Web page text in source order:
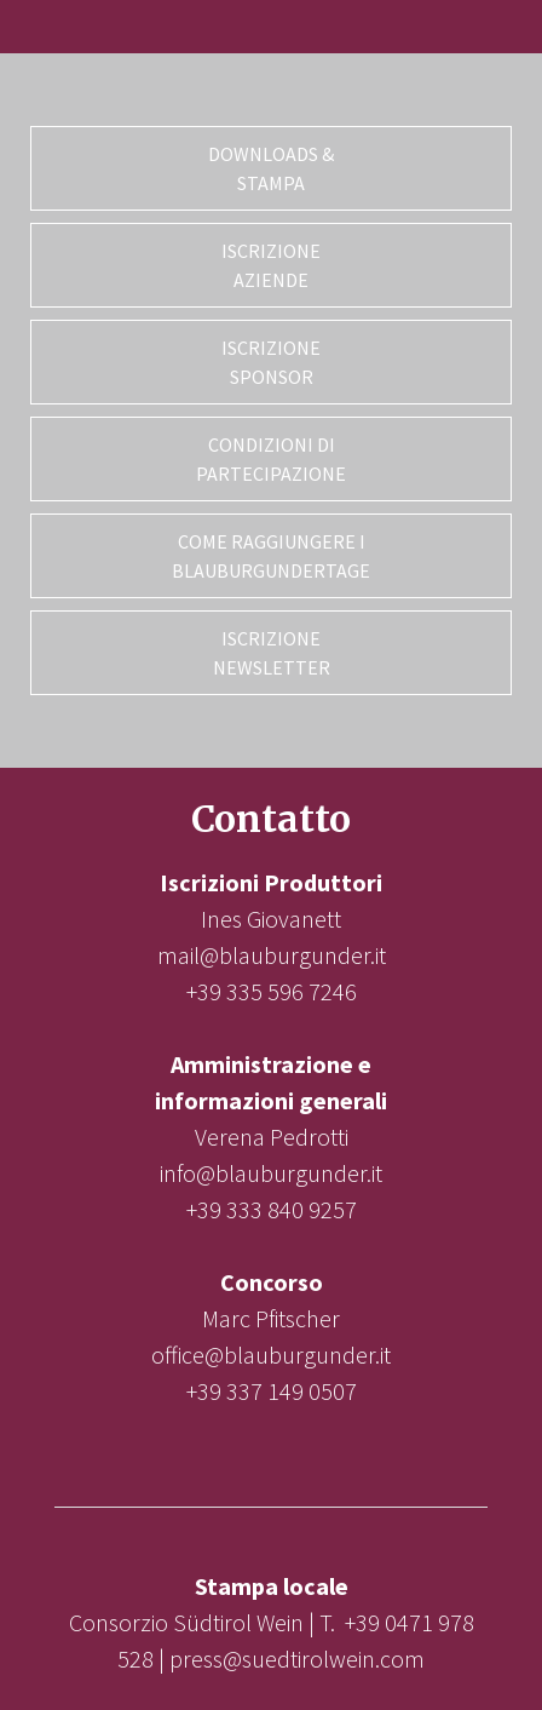
DOWNLOADS &
STAMPA
ISCRIZIONE
AZIENDE
ISCRIZIONE
SPONSOR
CONDIZIONI DI
PARTECIPAZIONE
COME RAGGIUNGERE I
BLAUBURGUNDERTAGE
ISCRIZIONE
NEWSLETTER
Contatto
Iscrizioni Produttori
Ines Giovanett
mail@blauburgunder.it
+39 335 596 7246
Amministrazione e
informazioni generali
Verena Pedrotti
info@blauburgunder.it
+39 333 840 9257
Concorso
Marc Pfitscher
office@blauburgunder.it
+39 337 149 0507
Stampa locale
Consorzio Südtirol Wein | T. +39 0471 978
528 | press@suedtirolwein.com